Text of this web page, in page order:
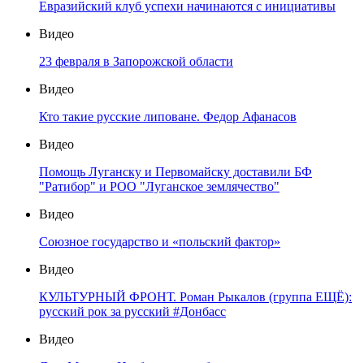
Евразийский клуб успехи начинаются с инициативы
Видео
23 февраля в Запорожской области
Видео
Кто такие русские липоване. Федор Афанасов
Видео
Помощь Луганску и Первомайску доставили БФ
"Ратибор" и РОО "Луганское землячество"
Видео
Союзное государство и «польский фактор»
Видео
КУЛЬТУРНЫЙ ФРОНТ. Роман Рыкалов (группа ЕЩЁ):
русский рок за русский #Донбасс
Видео